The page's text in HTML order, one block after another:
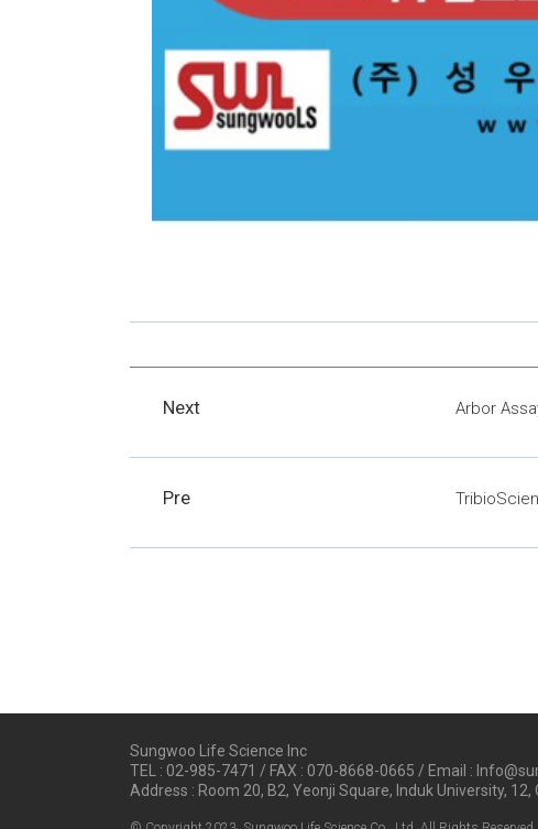
Next Arbor
Pre
Sungwoo Life Science Inc
TEL : 02-985-7471 / FAX : 070-8668-0665 / Email :
Address : Room 20, B2, Yeonji Square, Induk University,